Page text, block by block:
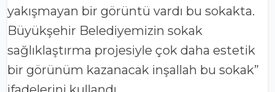
yakışmayan bir görüntü vardı bu sokakta.
Büyükşehir Belediyemizin sokak
sağlıklaştırma projesiyle çok daha estetik
bir görünüm kazanacak inşallah bu sokak”